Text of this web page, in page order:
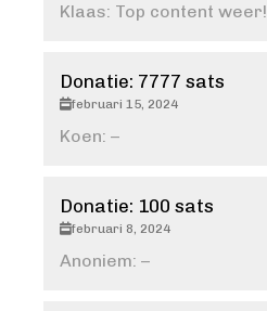
Klaas: Top content weer!
Donatie: 7777 sats
februari 15, 2024
Koen: –
Donatie: 100 sats
februari 8, 2024
Anoniem: –